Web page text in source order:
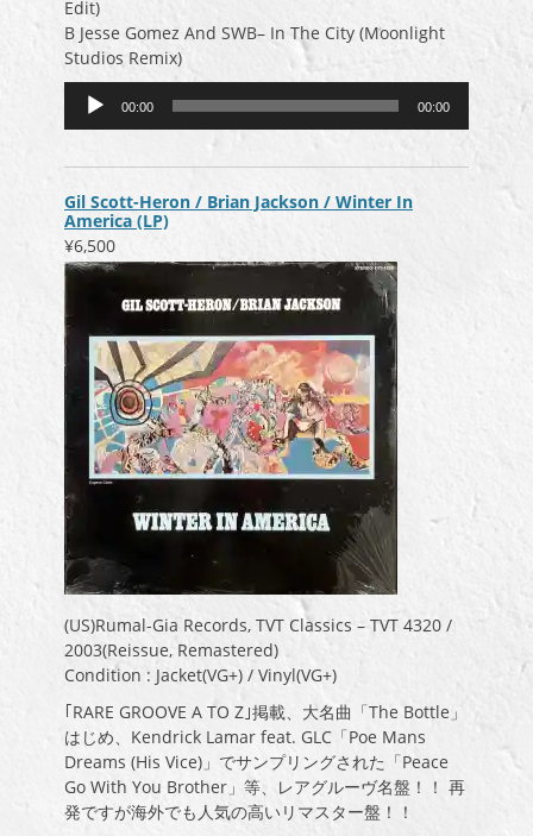
Edit)
B Jesse Gomez And SWB– In The City (Moonlight
Studios Remix)
レ
ー
ヤ
ー
00:00 00:00
Gil Scott-Heron / Brian Jackson / Winter In
America (LP)
¥6,500
(US)Rumal-Gia Records, TVT Classics – TVT 4320 /
2003(Reissue, Remastered)
Condition : Jacket(VG+) / Vinyl(VG+)
｢RARE GROOVE A TO Z｣掲載、大名曲「The Bottle」
はじめ、Kendrick Lamar feat. GLC「Poe Mans
Dreams (His Vice)」でサンプリングされた「Peace
Go With You Brother」等、レアグルーヴ名盤！！ 再
発ですが海外でも人気の高いリマスター盤！！